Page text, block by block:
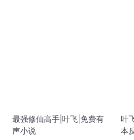
最强修仙高手|叶飞|免费有
声小说
叶
本